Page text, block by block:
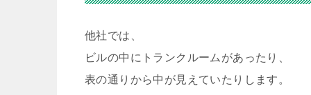
他社では、
ビルの中にトランクルームがあったり、
表の通りから中が見えていたりします。